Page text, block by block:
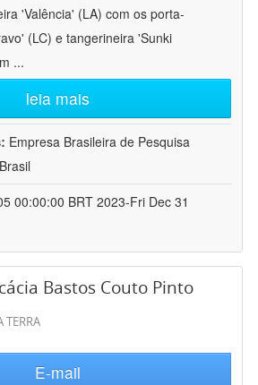
'Valência' (LA) com os porta-
(LC) e tangerineira 'Sunki
...
leia mais
Empresa Brasileira de Pesquisa
00:00:00 BRT 2023-Fri Dec 31
Bastos Couto Pinto
TERRA
E-mail